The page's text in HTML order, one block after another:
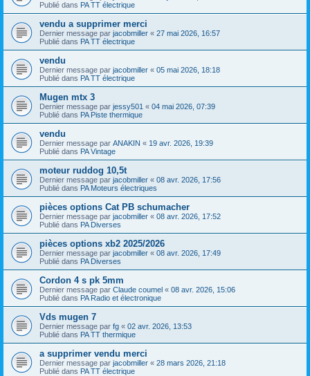
Publié dans PA TT électrique
vendu a supprimer merci
Dernier message par jacobmiller « 27 mai 2026, 16:57
Publié dans PA TT électrique
vendu
Dernier message par jacobmiller « 05 mai 2026, 18:18
Publié dans PA TT électrique
Mugen mtx 3
Dernier message par jessy501 « 04 mai 2026, 07:39
Publié dans PA Piste thermique
vendu
Dernier message par ANAKIN « 19 avr. 2026, 19:39
Publié dans PA Vintage
moteur ruddog 10,5t
Dernier message par jacobmiller « 08 avr. 2026, 17:56
Publié dans PA Moteurs électriques
pièces options Cat PB schumacher
Dernier message par jacobmiller « 08 avr. 2026, 17:52
Publié dans PA Diverses
pièces options xb2 2025/2026
Dernier message par jacobmiller « 08 avr. 2026, 17:49
Publié dans PA Diverses
Cordon 4 s pk 5mm
Dernier message par Claude coumel « 08 avr. 2026, 15:06
Publié dans PA Radio et électronique
Vds mugen 7
Dernier message par fg « 02 avr. 2026, 13:53
Publié dans PA TT thermique
a supprimer vendu merci
Dernier message par jacobmiller « 28 mars 2026, 21:18
Publié dans PA TT électrique